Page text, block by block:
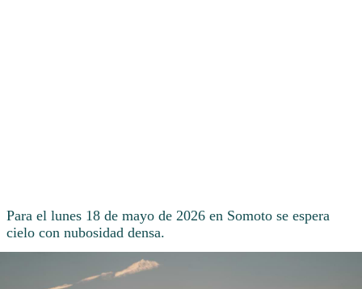
Para el lunes 18 de mayo de 2026 en Somoto se espera
cielo con nubosidad densa.